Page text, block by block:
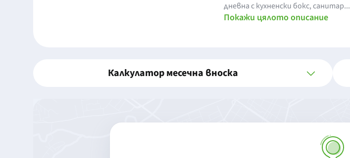
дневна с кухненски бокс, санитар...
Покажи цялото описание
Калкулатор месечна вноска